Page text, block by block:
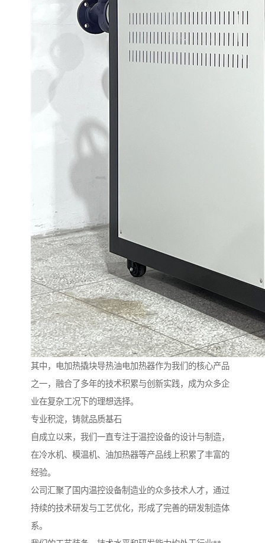
其中，电加热撬块导热油电加热器作为我们的核心产品
之一，融合了多年的技术积累与创新实践，成为众多企
业在复杂工况下的理想选择。
专业积淀，铸就品质基石
自成立以来，我们一直专注于温控设备的设计与制造，
在冷水机、模温机、油加热器等产品线上积累了丰富的
经验。
公司汇聚了国内温控设备制造业的众多技术人才，通过
持续的技术研发与工艺优化，形成了完善的研发制造体
系。